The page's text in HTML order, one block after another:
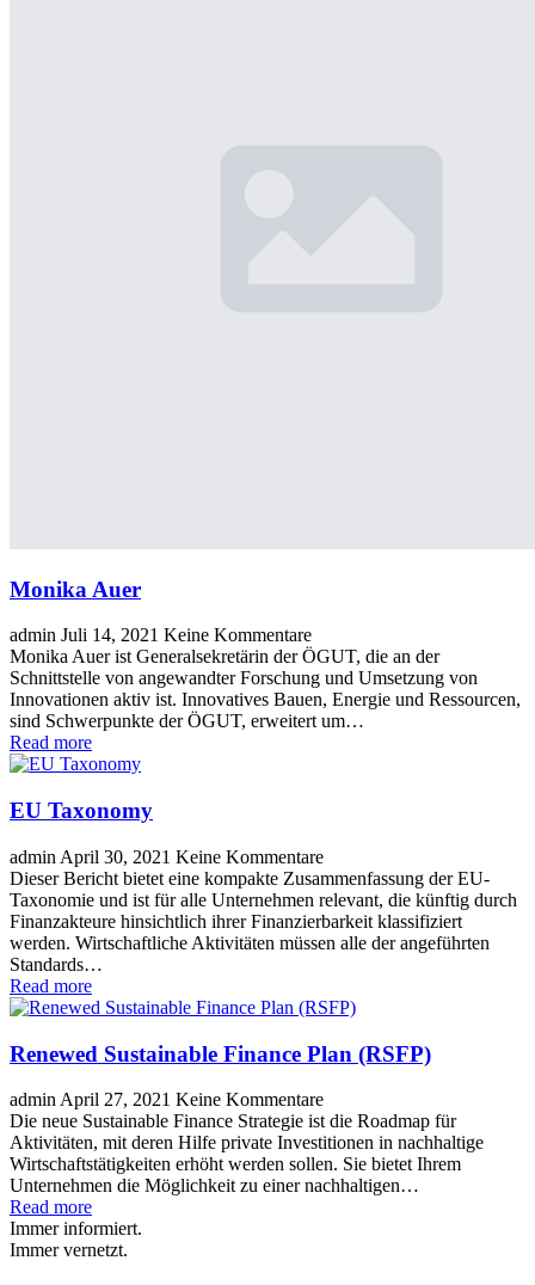
Monika Auer
admin Juli 14, 2021 Keine Kommentare
Monika Auer ist Generalsekretärin der ÖGUT, die an der
Schnittstelle von angewandter Forschung und Umsetzung von
Innovationen aktiv ist. Innovatives Bauen, Energie und Ressourcen,
sind Schwerpunkte der ÖGUT, erweitert um…
Read more
EU Taxonomy
admin April 30, 2021 Keine Kommentare
Dieser Bericht bietet eine kompakte Zusammenfassung der EU-
Taxonomie und ist für alle Unternehmen relevant, die künftig durch
Finanzakteure hinsichtlich ihrer Finanzierbarkeit klassifiziert
werden. Wirtschaftliche Aktivitäten müssen alle der angeführten
Standards…
Read more
Renewed Sustainable Finance Plan (RSFP)
admin April 27, 2021 Keine Kommentare
Die neue Sustainable Finance Strategie ist die Roadmap für
Aktivitäten, mit deren Hilfe private Investitionen in nachhaltige
Wirtschaftstätigkeiten erhöht werden sollen. Sie bietet Ihrem
Unternehmen die Möglichkeit zu einer nachhaltigen…
Read more
Immer informiert.
Immer vernetzt.